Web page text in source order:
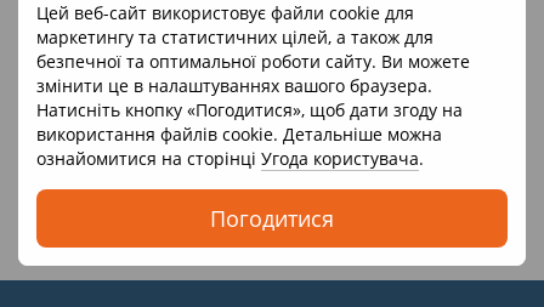
Цей веб-сайт використовує файли cookie для
маркетингу та статистичних цілей, а також для
безпечної та оптимальної роботи сайту. Ви можете
змінити це в налаштуваннях вашого браузера.
Натисніть кнопку «Погодитися», щоб дати згоду на
використання файлів cookie. Детальніше можна
ознайомитися на сторінці Угода користувача.
Погодитися